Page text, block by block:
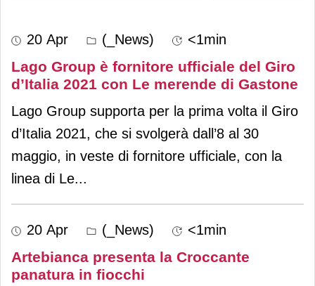
20 Apr (_News) <1min
Lago Group è fornitore ufficiale del Giro
d’Italia 2021 con Le merende di Gastone
Lago Group supporta per la prima volta il Giro
d’Italia 2021, che si svolgerà dall’8 al 30
maggio, in veste di fornitore ufficiale, con la
linea di Le...
20 Apr (_News) <1min
Artebianca presenta la Croccante
panatura in fiocchi